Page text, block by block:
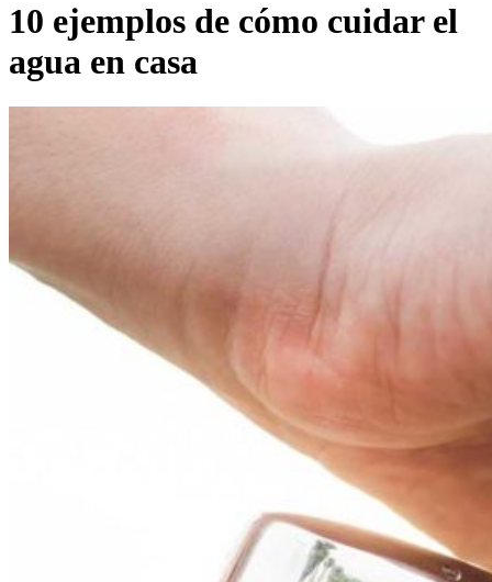
10 ejemplos de cómo cuidar el
agua en casa